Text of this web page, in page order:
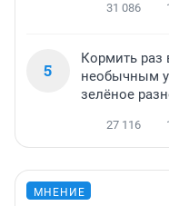
31 086
5
Кормить
необычным
зелёное
27 116
МНЕНИЕ